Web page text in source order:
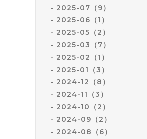
2025-07（9）
2025-06（1）
2025-05（2）
2025-03（7）
2025-02（1）
2025-01（3）
2024-12（8）
2024-11（3）
2024-10（2）
2024-09（2）
2024-08（6）